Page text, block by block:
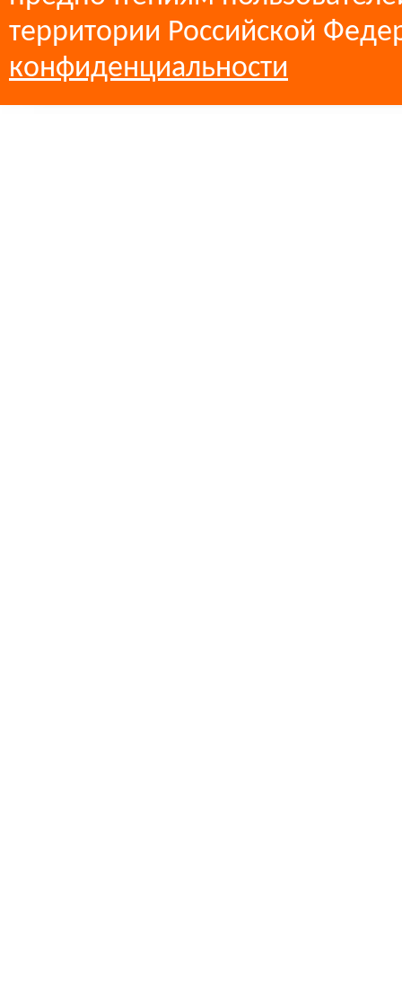
территории Российской
конфиденциальности